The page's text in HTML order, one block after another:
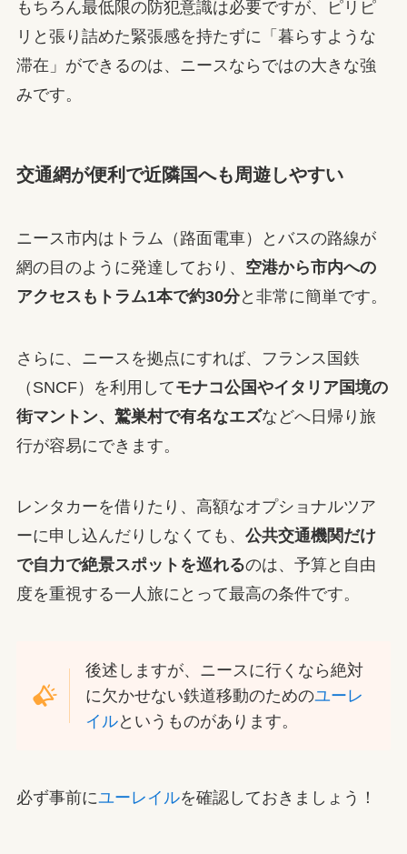
もちろん最低限の防犯意識は必要ですが、ピリピ
リと張り詰めた緊張感を持たずに「暮らすような
滞在」ができるのは、ニースならではの大きな強
みです。
交通網が便利で近隣国へも周遊しやすい
ニース市内はトラム（路面電車）とバスの路線が
網の目のように発達しており、 空港から市内への
アクセスもトラム1本で約30分と非常に簡単です。
さらに、ニースを拠点にすれば、フランス国鉄
（SNCF）を利用してモナコ公国やイタリア国境の
街マントン、鷲巣村で有名なエズなどへ日帰り旅
行が容易にできます。
レンタカーを借りたり、高額なオプショナルツア
ーに申し込んだりしなくても、 公共交通機関だけ
で自力で絶景スポットを巡れるのは、予算と自由
度を重視する一人旅にとって最高の条件です。
後述しますが、ニースに行くなら絶対
に欠かせない鉄道移動のためのユーレ
イルというものがあります。
必ず事前にユーレイルを確認しておきましょう！